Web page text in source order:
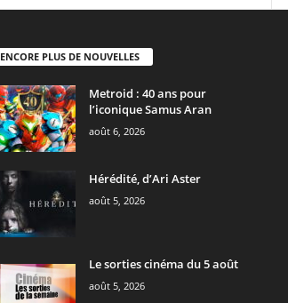
ENCORE PLUS DE NOUVELLES
Metroid : 40 ans pour
l’iconique Samus Aran
août 6, 2026
Hérédité, d’Ari Aster
août 5, 2026
Le sorties cinéma du 5 août
août 5, 2026